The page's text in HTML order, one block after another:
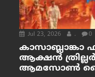
Jul 23, 2026 . 0
കാസാബ്ലാങ്കാ
ആക്ഷൻ
ആമസോൺ